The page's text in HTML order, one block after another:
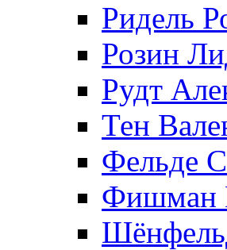
Ридель
Розин
Рудт
Тен
Фельде
Фишман